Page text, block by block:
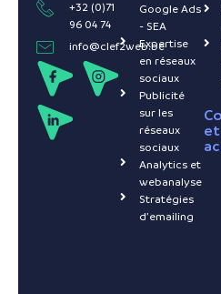
+32 (0)71
96 04 74
info@clef2web.be
Google Ads
- SEA
Expertise
en réseaux
sociaux
Publicité
sur les
réseaux
sociaux
Analytics et
webanalyse
Stratégies
d’emailing
et